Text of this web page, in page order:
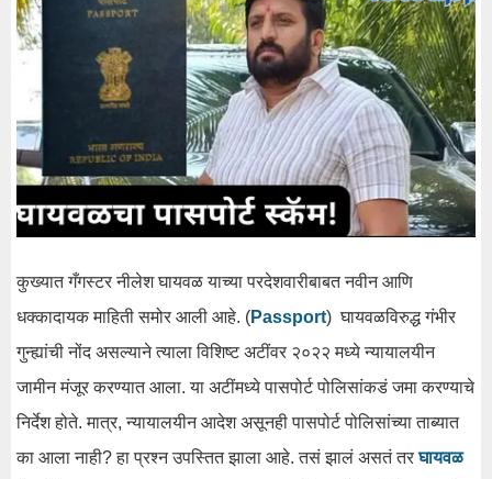
कुख्यात गँगस्टर नीलेश घायवळ याच्या परदेशवारीबाबत नवीन आणि
धक्कादायक माहिती समोर आली आहे. (Passport) घायवळविरुद्ध गंभीर
गुन्ह्यांची नोंद असल्याने त्याला विशिष्ट अटींवर २०२२ मध्ये न्यायालयीन
जामीन मंजूर करण्यात आला. या अटींमध्ये पासपोर्ट पोलिसांकडं जमा करण्याचे
निर्देश होते. मात्र, न्यायालयीन आदेश असूनही पासपोर्ट पोलिसांच्या ताब्यात
का आला नाही? हा प्रश्न उपस्तित झाला आहे. तसं झालं असतं तरघायवळ